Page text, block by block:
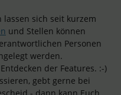
sich seit kurzem
und Stellen können
Personen
werden.
der Features. :-)
gebt gerne bei